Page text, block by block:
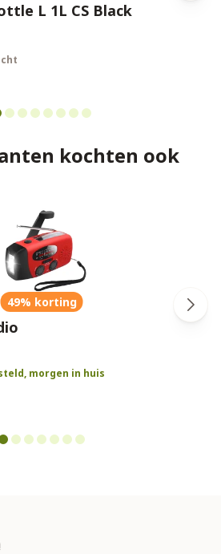
L 1L CS Black
kochten ook
49% korting
morgen in huis